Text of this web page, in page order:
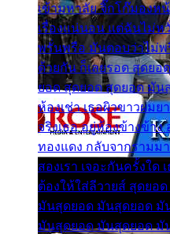
เข้ามหาลัย จิ๊กโก๊มองห
เรื่องแน่นอน แต่ฉันไม่ห
พรั่นพรือ มันตอบว่าไม่พ
ด้วยกัน ก็เลยรอด สุดย
ยอด สุดยอด สุดยอด มัน
ห้องเช่า เธอผิวขาวผมย
จริงเธอ อยู่ห้องข้างข้าง
ทองแดง กลับจากรามม
สองเรา เจอะกันครั้งใด
ต้องให้ใส่ลีวายส์ สุดยอ
มันสุดยอด มันสุดยอด มั
มันสุดยอด มันสุดยอด มั